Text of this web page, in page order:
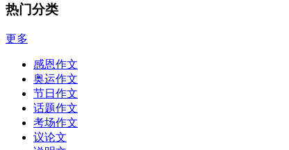
热门分类
更多
感恩作文
奥运作文
节日作文
话题作文
考场作文
议论文